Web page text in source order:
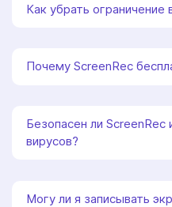
Как убрать ограничение
Почему ScreenRec
Безопасен ли ScreenRec
вирусов?
Могу ли я записывать